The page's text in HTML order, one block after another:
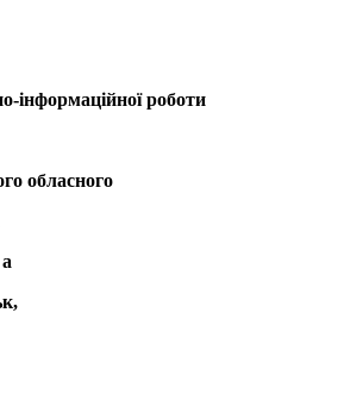
інформаційної роботи
обласного